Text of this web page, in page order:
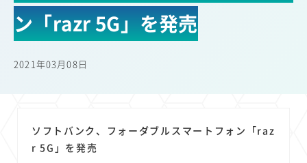
22 22 22
料金 16 所有状況 動画配信 14 SNS
11
電子マネー 6 ワイモバイル 6 モバイルルーター 6 新幹線 5
5
ン「razr 5G」を発売
2021年03月08日
ソフトバンク、フォーダブルスマートフォン「raz
r 5G」を発売